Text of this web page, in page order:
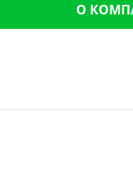
О